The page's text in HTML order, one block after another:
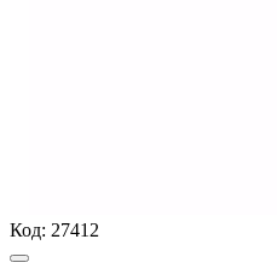
Код: 27412